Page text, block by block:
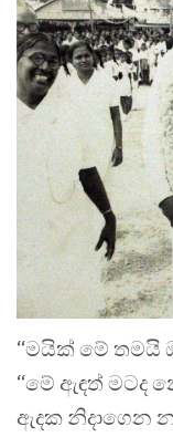
“මයික් මේ තමයි
“මේ ඇඳත් මටද
ඇදක නිදාගෙන